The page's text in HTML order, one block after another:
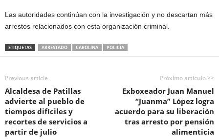
Las autoridades continúan con la investigación y no descartan más
arrestos relacionados con esta organización criminal.
ETIQUETAS ARRESTADO CAROLINA POLICÍA
Previous article
Alcaldesa de Patillas
advierte al pueblo de
tiempos difíciles y
recortes de servicios a
partir de julio
Próximo artículo >>
Exboxeador Juan Manuel
“Juanma” López logra
acuerdo para su liberación
tras arresto por pensión
alimenticia